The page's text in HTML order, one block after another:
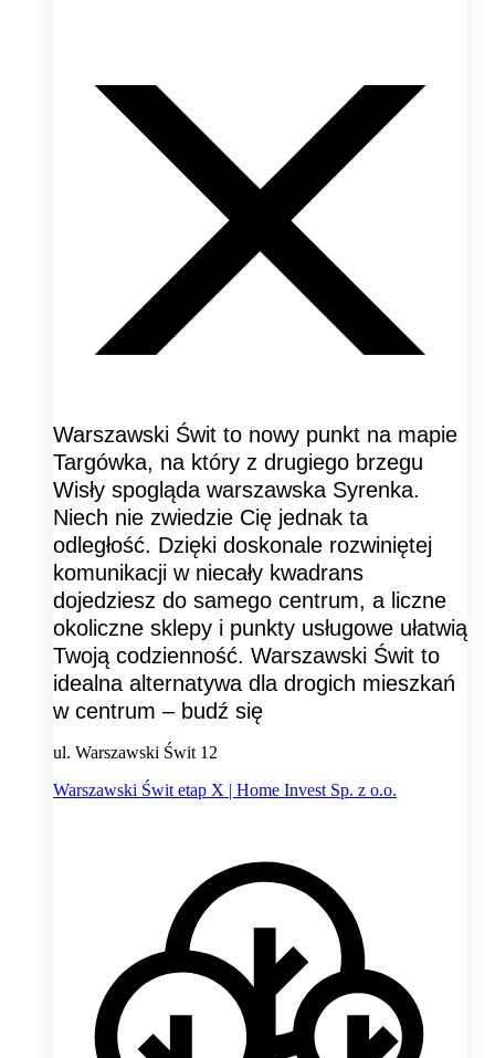
Warszawski Świt to nowy punkt na mapie
Targówka, na który z drugiego brzegu
Wisły spogląda warszawska Syrenka.
Niech nie zwiedzie Cię jednak ta
odległość. Dzięki doskonale rozwiniętej
komunikacji w niecały kwadrans
dojedziesz do samego centrum, a liczne
okoliczne sklepy i punkty usługowe ułatwią
Twoją codzienność. Warszawski Świt to
idealna alternatywa dla drogich mieszkań
w centrum – budź się
ul. Warszawski Świt 12
Warszawski Świt etap X | Home Invest Sp. z o.o.